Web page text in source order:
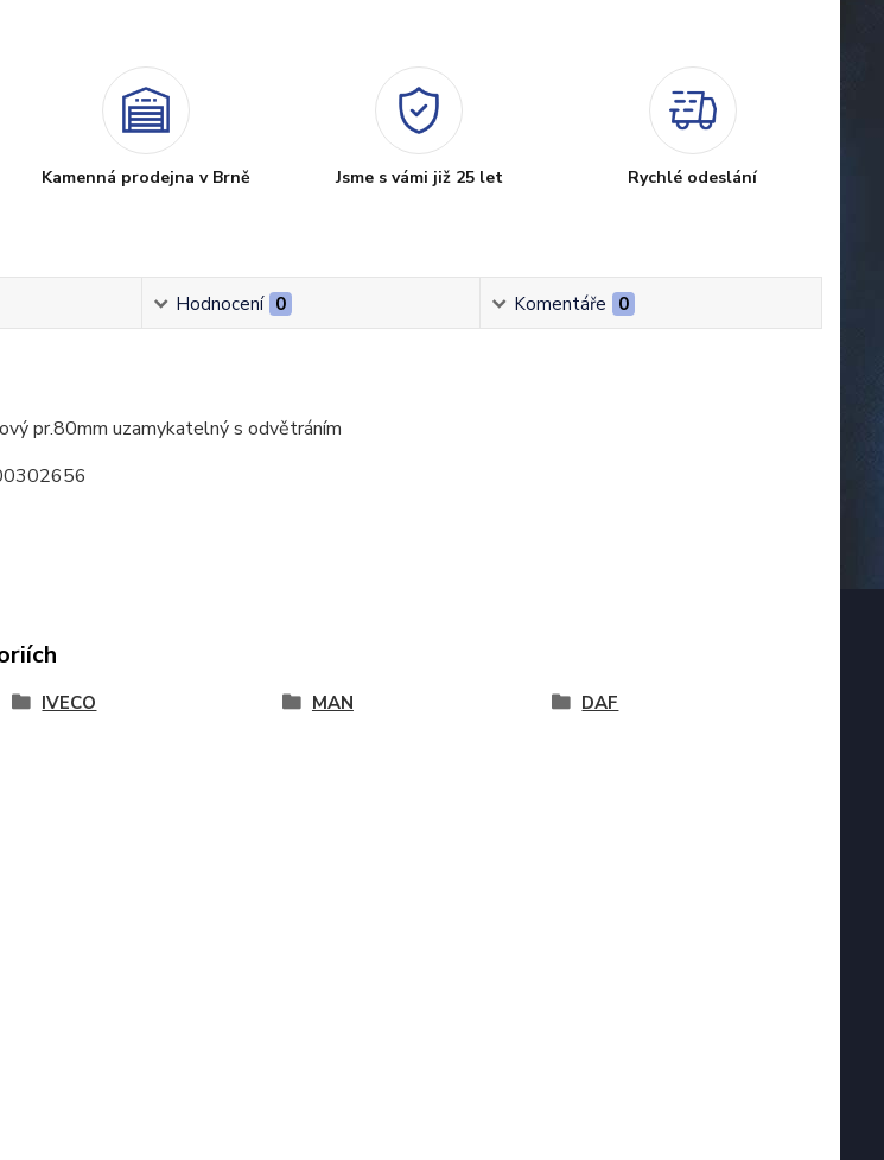
Kamenná prodejna v Brně Jsme s vámi již 25 let Rychlé odeslání
Hodnocení 0 Komentáře 0
pr.80mm uzamykatelný s odvětráním
IVECO MAN DAF